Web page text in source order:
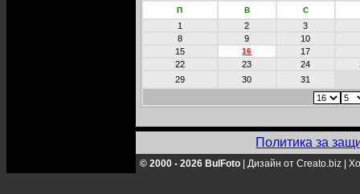
П В С
1 2
3
8
9
10
15
16 17
22
23 24
29
30 31
Политика за
© 2000 - 2026 BulFoto Дизайн от Creato.biz